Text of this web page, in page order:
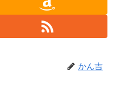
かん吉